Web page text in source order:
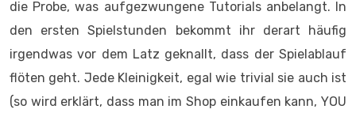
Hilfemenü nachlesen lassen.
Der Soundtrack des Spieles ist auch ein
zweischneidiges Schwert aus „Gelungen“ und „Nicht
der Rede Wert“. Für knapp 10 Stücke zeichnet sich